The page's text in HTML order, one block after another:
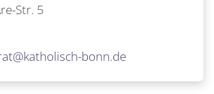
Str. 5
bonn.de